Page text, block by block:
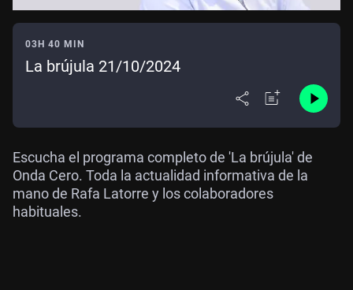
03H 40 MIN
La brújula 21/10/2024
Escucha el programa completo de 'La brújula' de
Onda Cero. Toda la actualidad informativa de la
mano de Rafa Latorre y los colaboradores
habituales.